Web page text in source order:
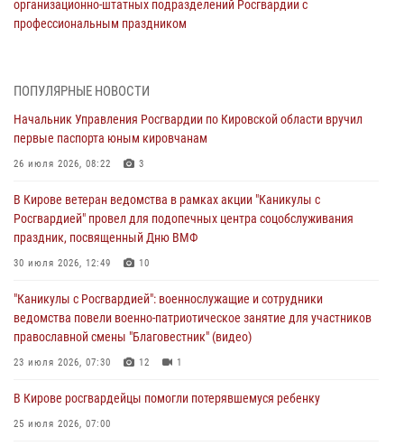
организационно-штатных подразделений Росгвардии с
профессиональным праздником
Начальник областного Управления вневедомственной охраны
развития этого подразделения Росгвардии (видео)
07 августа 2026, 08:48 8
инструмента
07 августа 2026, 08:39
В Кирово-Чепецке росгвардейцы задержали подозреваемого в
06 августа 2026, 07:00
Губернатор Кировской области Александр Соколов вручил
почетные знаки и грамоты росгвардейцам (видео)
ПОПУЛЯРНЫЕ НОВОСТИ
Начальник Управления Росгвардии по Кировской области вручил
первые паспорта юным кировчанам
26 июля 2026, 08:22 3
В Кирове ветеран ведомства в рамках акции "Каникулы с
Росгвардией" провел для подопечных центра соцобслуживания
праздник, посвященный Дню ВМФ
30 июля 2026, 12:49 10
"Каникулы с Росгвардией": военнослужащие и сотрудники
ведомства повели военно-патриотическое занятие для участников
православной смены "Благовестник" (видео)
23 июля 2026, 07:30 12 1
В Кирове росгвардейцы помогли потерявшемуся ребенку
25 июля 2026, 07:00